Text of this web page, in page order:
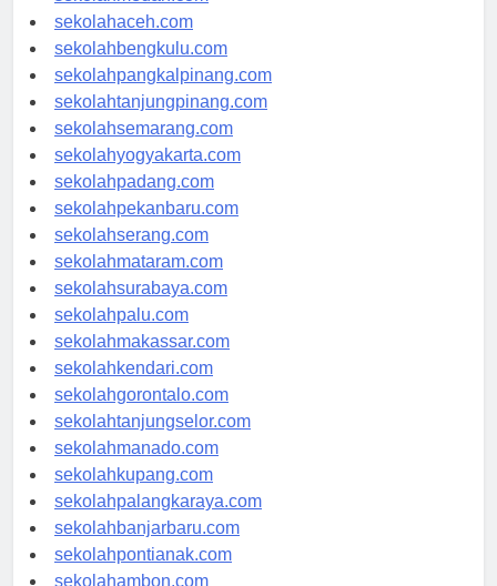
sekolahmedan.com
sekolahaceh.com
sekolahbengkulu.com
sekolahpangkalpinang.com
sekolahtanjungpinang.com
sekolahsemarang.com
sekolahyogyakarta.com
sekolahpadang.com
sekolahpekanbaru.com
sekolahserang.com
sekolahmataram.com
sekolahsurabaya.com
sekolahpalu.com
sekolahmakassar.com
sekolahkendari.com
sekolahgorontalo.com
sekolahtanjungselor.com
sekolahmanado.com
sekolahkupang.com
sekolahpalangkaraya.com
sekolahbanjarbaru.com
sekolahpontianak.com